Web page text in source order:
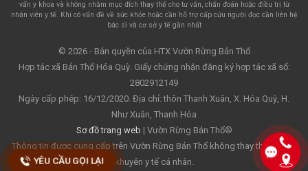
YÊU CẦU GỌI LẠI
YÊU CẦU GỌI LẠI
© 2026 - Bản quyền của HTX Vườn Rừng Bản Thổ
Hợp tác xã Bản Thổ Hóa Quỳ. Giấy chứng nhận đăng ký hợp tác xã số:
2802912149
Ngày cấp phép: 16/12/2020. Địa chỉ: thôn Thanh Xuân, X. Hóa Quỳ, H.
Như Xuân, Thanh Hóa
Sơ đồ trang web | Vườn Rừng Bản Thổ®
Thông tin được cung cấp trên Vườn Rừng Bản Thổ không thay thế cho lời
khuyên y tế cá nhân.
vấn y khoa và không nhằm mục đích thay thế cho tư vấn, chẩn đoán hoặc điều trị từ
nhân viên y tế. Khi có vấn đề về sức khỏe hoặc cần hỗ trợ cấp cứu người đọc cần liên hệ
bác sĩ và cơ sở y tế gần nhất